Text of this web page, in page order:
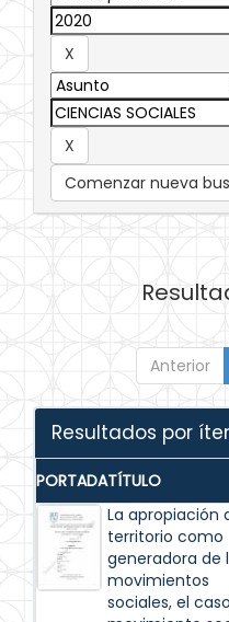
Comenzar nueva
Anterior
Resultados por
PORTADATÍTULO
La apropiación
territorio como
generadora de
movimientos
sociales, el